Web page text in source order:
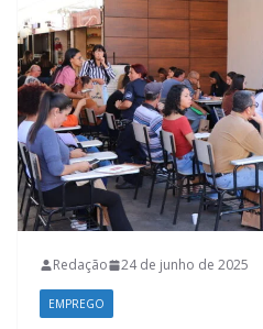
Redação 24 de junho de 2025
EMPREGO